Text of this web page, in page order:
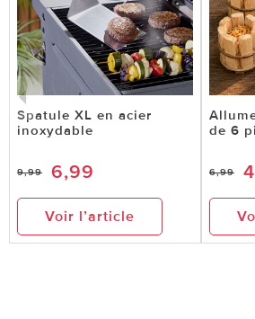
Spatule XL en acier
inoxydable
9,99 6,99
Voir l’article
de 6
6,99